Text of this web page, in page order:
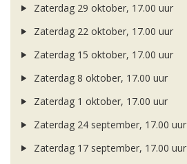
Zaterdag 29 oktober, 17.00 uur
Zaterdag 22 oktober, 17.00 uur
Zaterdag 15 oktober, 17.00 uur
Zaterdag 8 oktober, 17.00 uur
Zaterdag 1 oktober, 17.00 uur
Zaterdag 24 september, 17.00 uur
Zaterdag 17 september, 17.00 uur